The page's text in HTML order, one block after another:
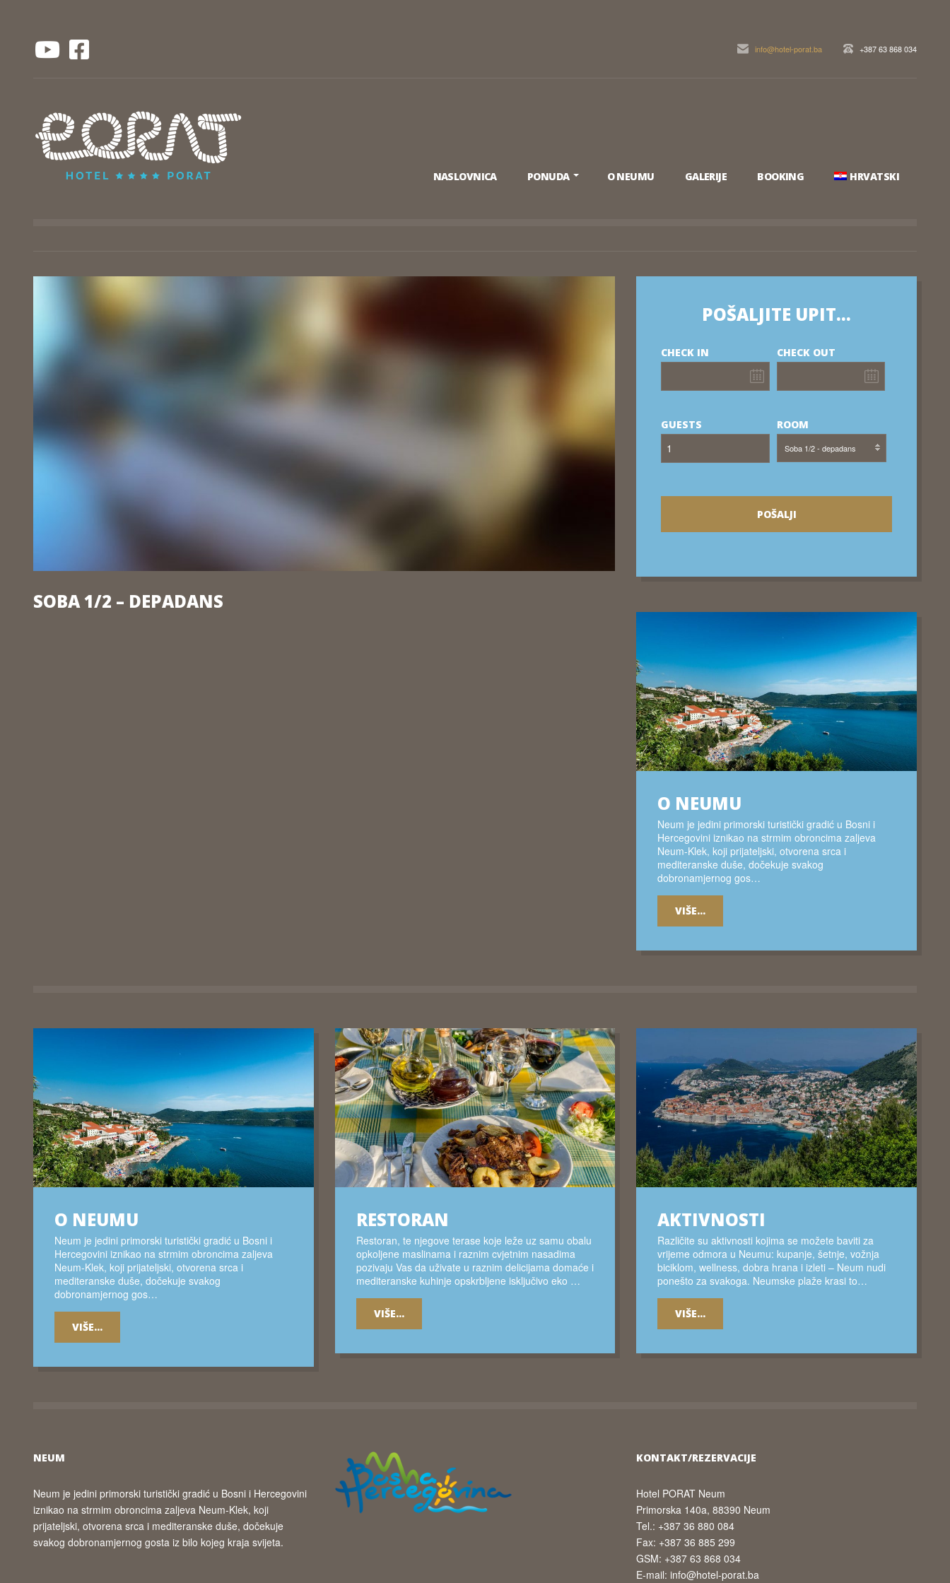
info@hotel-porat.ba +387 63 868 034
NASLOVNICA PONUDA O NEUMU GALERIJE BOOKING HRVATSKI
SOBA 1/2 – DEPADANS
POŠALJITE UPIT…
CHECK IN CHECK OUT
GUESTS ROOM
Soba 1/2 - depadans
POŠALJI
O NEUMU
Neum je jedini primorski turistički gradić u Bosni i
Hercegovini iznikao na strmim obroncima zaljeva
Neum-Klek, koji prijateljski, otvorena srca i
mediteranske duše, dočekuje svakog
dobronamjernog gos…
VIŠE...
O NEUMU
Neum je jedini primorski turistički gradić u Bosni i
Hercegovini iznikao na strmim obroncima zaljeva
Neum-Klek, koji prijateljski, otvorena srca i
mediteranske duše, dočekuje svakog
dobronamjernog gos…
VIŠE...
RESTORAN
Restoran, te njegove terase koje leže uz samu obalu
opkoljene maslinama i raznim cvjetnim nasadima
pozivaju Vas da uživate u raznim delicijama domaće i
mediteranske kuhinje opskrbljene isključivo eko …
VIŠE...
AKTIVNOSTI
Različite su aktivnosti kojima se možete baviti za
vrijeme odmora u Neumu: kupanje, šetnje, vožnja
biciklom, wellness, dobra hrana i izleti – Neum nudi
ponešto za svakoga. Neumske plaže krasi to…
VIŠE...
NEUM
Neum je jedini primorski turistički gradić u Bosni i Hercegovini
iznikao na strmim obroncima zaljeva Neum-Klek, koji
prijateljski, otvorena srca i mediteranske duše, dočekuje
svakog dobronamjernog gosta iz bilo kojeg kraja svijeta.
KONTAKT/REZERVACIJE
Hotel PORAT Neum
Primorska 140a, 88390 Neum
Tel.: +387 36 880 084
Fax: +387 36 885 299
GSM: +387 63 868 034
E-mail: info@hotel-porat.ba